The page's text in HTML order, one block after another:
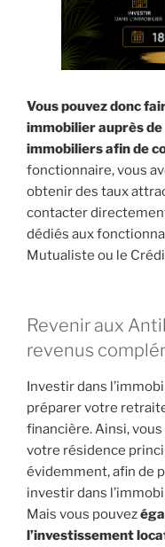
Vous pouvez donc
immobilier auprès
immobiliers afin de
fonctionnaire, vous
obtenir des taux
contacter
dédiés aux
Mutualiste ou le
Revenir aux
revenus
Investir dans
préparer votre
financière. Ainsi,
votre résidence
évidemment, afin de
investir dans
Mais vous pouvez
l’investissement